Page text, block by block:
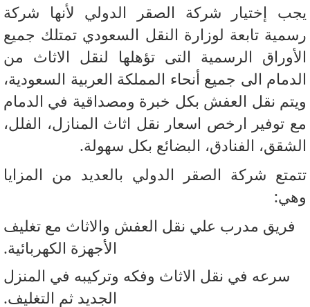
إختيار شركة الصقر الدولي لأنها شركة
تابعة لوزارة النقل السعودي تمتلك جميع
الرسمية التى تؤهلها لنقل الاثاث من
الى جميع أنحاء المملكة العربية السعودية،
نقل العفش بكل خبرة ومصداقية في الدمام
توفير ارخص اسعار نقل اثاث المنازل، الفلل،
الفنادق، البضائع بكل سهولة.
شركة الصقر الدولي بالعديد من المزايا
فريق مدرب علي نقل العفش والاثاث مع تغليف
الأجهزة الكهربائية.
سرعه في نقل الاثاث وفكه وتركيبه في المنزل
الجديد ثم التغليف.